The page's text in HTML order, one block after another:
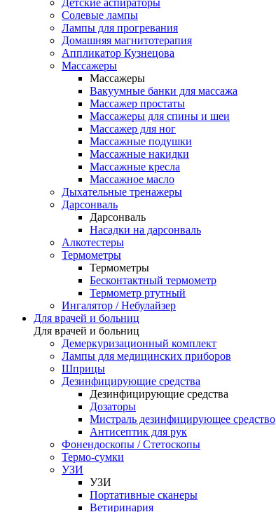
Детские аспираторы
Солевые лампы
Лампы для прогревания
Домашняя магнитотерапия
Аппликатор Кузнецова
Массажеры
Массажеры
Вакуумные банки для массажа
Массажер простаты
Массажеры для спины и шеи
Массажер для ног
Массажные подушки
Массажные накидки
Массажные кресла
Массажное масло
Дыхательные тренажеры
Дарсонваль
Дарсонваль
Насадки на дарсонваль
Алкотестеры
Термометры
Термометры
Бесконтактный термометр
Термометр ртутный
Ингалятор / Небулайзер
Для врачей и больниц
Для врачей и больниц
Демеркуризационный комплект
Лампы для медицинских приборов
Шприцы
Дезинфицирующие средства
Дезинфицирующие средства
Дозаторы
Мистраль дезинфицирующее средство
Антисептик для рук
Фонендоскопы / Стетоскопы
Термо-сумки
УЗИ
УЗИ
Портативные сканеры
Ветиринария